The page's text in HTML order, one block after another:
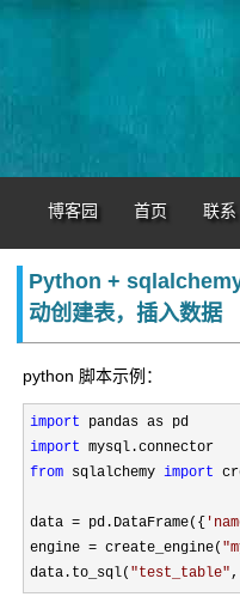
博客园 首页 联系
Python +
动创建表，插入数据
python 脚本示例：
import
import
from sqlalchemy import
data = pd.DataFrame({ '
engine = create_engine( "
data.to_sql( "test_table",